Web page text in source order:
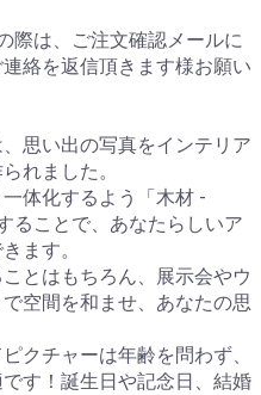
際は、ご注文確認メールに
絡を返信頂きます様お願い
思い出の写真をインテリア
れました。
体化するよう「木材 -
ることで、あなたらしいア
ます。
とはもちろん、展示会やウ
空間を和ませ、あなたの思
クチャーは年齢を問わず、
す！誕生日や記念日、結婚